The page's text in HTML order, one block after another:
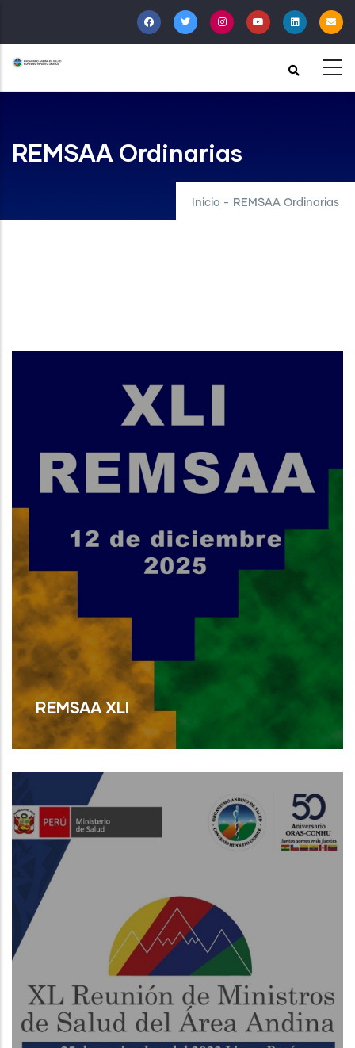
al
contenido
principal
REMSAA Ordinarias
Inicio - REMSAA Ordinarias
REMSAA XLI
Read More